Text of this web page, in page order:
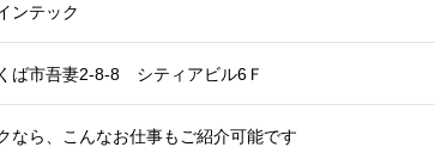
ンテック
ば市吾妻2-8-8 シティアビル6Ｆ
なら、こんなお仕事もご紹介可能です